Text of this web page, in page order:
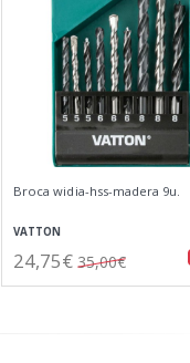
Broca widia-hss-madera 9u.
VATTON
24,75€ 35,00€